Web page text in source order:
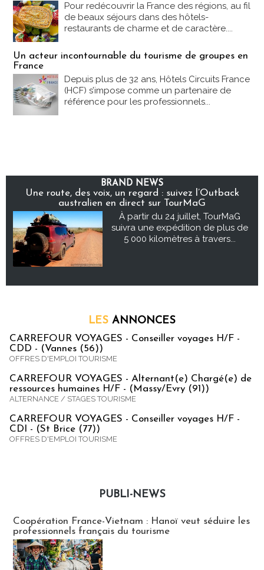
Pour redécouvrir la France des régions, au fil
de beaux séjours dans des hôtels-
restaurants de charme et de caractère....
Un acteur incontournable du tourisme de groupes en
France
Depuis plus de 32 ans, Hôtels Circuits France
(HCF) s’impose comme un partenaire de
référence pour les professionnels...
BRAND NEWS
Une route, des voix, un regard : suivez l’Outback
australien en direct sur TourMaG
À partir du 24 juillet, TourMaG
suivra une expédition de plus de
5 000 kilomètres à travers...
LES ANNONCES
CARREFOUR VOYAGES - Conseiller voyages H/F -
CDD - (Vannes (56))
OFFRES D'EMPLOI TOURISME
CARREFOUR VOYAGES - Alternant(e) Chargé(e) de
ressources humaines H/F - (Massy/Evry (91))
ALTERNANCE / STAGES TOURISME
CARREFOUR VOYAGES - Conseiller voyages H/F -
CDI - (St Brice (77))
OFFRES D'EMPLOI TOURISME
PUBLI-NEWS
Coopération France-Vietnam : Hanoï veut séduire les
professionnels français du tourisme